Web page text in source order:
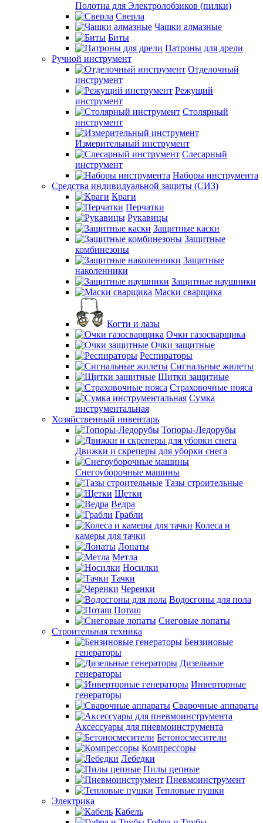
Полотна для Электролобзиков (пилки)
Сверла
Чашки алмазные
Биты
Патроны для дрели
Ручной инструмент
Отделочный
инструмент
Режущий
инструмент
Столярный
инструмент
Измерительный инструмент
Слесарный
инструмент
Наборы инструмента
Средства индивидуальной защиты (СИЗ)
Краги
Перчатки
Рукавицы
Защитные каски
Защитные
комбинезоны
Защитные
наколенники
Защитные наушники
Маски сварщика
Когти и лазы
Очки газосварщика
Очки защитные
Респираторы
Сигнальные жилеты
Щитки защитные
Страховочные пояса
Сумка
инструментальная
Хозяйственный инвентарь
Топоры-Ледорубы
Движки и скреперы для уборки снега
Снегоуборочные машины
Тазы строительные
Щетки
Ведра
Грабли
Колеса и
камеры для тачки
Лопаты
Метла
Носилки
Тачки
Черенки
Водосгоны для пола
Поташ
Снеговые лопаты
Строительная техника
Бензиновые
генераторы
Дизельные
генераторы
Инверторные
генераторы
Сварочные аппараты
Аксессуары для пневмоинструмента
Бетоносмесители
Компрессоры
Лебедки
Пилы цепные
Пневмоинструмент
Тепловые пушки
Электрика
Кабель